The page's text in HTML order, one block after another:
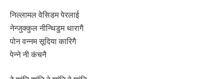
निल्लामल वेसिडम पेरलाई
नेन्जुक्कुल नीन्थिडुम थारागै
पोन वन्नम सूदिया कारिगै
पेन्ने नी कंचनै